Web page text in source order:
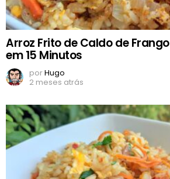
Arroz Frito de Caldo de
em 15 Minutos
porHugo
2 meses atrás